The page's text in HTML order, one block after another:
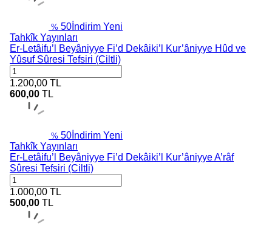
% 50 İndirim Yeni
Tahkîk Yayınları
Er-Letâifu’l Beyâniyye Fi’d Dekâiki’l Kur’âniyye Hûd ve
Yûsuf Sûresi Tefsiri (Ciltli)
1.200,00 TL
600,00 TL
% 50 İndirim Yeni
Tahkîk Yayınları
Er-Letâifu’l Beyâniyye Fi’d Dekâiki’l Kur’âniyye A’râf
Sûresi Tefsiri (Ciltli)
1.000,00 TL
500,00 TL